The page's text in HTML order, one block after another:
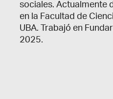
sociales. Actualmente
en la Facultad de
UBA. Trabajó en
2025.